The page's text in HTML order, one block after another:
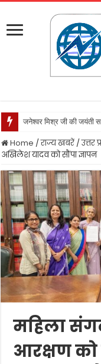
जनेश्वर मिश्र जी की जयंती
Home / राज्य खबरें / उत्तर
अखिलेश यादव को सौंपा ज्ञापन
महिला
आरक्षण